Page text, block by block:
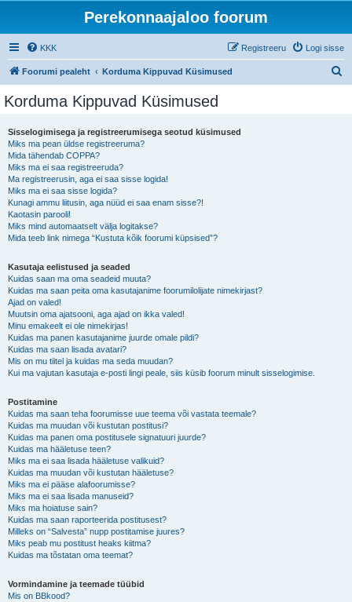
Perekonnaajaloo foorum
KKK Logi sisse
Registreeru
Foorumi pealeht Korduma Kippuvad Küsimused
Korduma Kippuvad Küsimused
Sisselogimisega ja registreerumisega seotud küsimused
Miks ma pean üldse registreeruma?
Mida tähendab COPPA?
Miks ma ei saa registreeruda?
Ma registreerusin, aga ei saa sisse logida!
Miks ma ei saa sisse logida?
Kunagi ammu liitusin, aga nüüd ei saa enam sisse?!
Kaotasin parooli!
Miks mind automaatselt välja logitakse?
Mida teeb link nimega “Kustuta kõik foorumi küpsised”?
Kasutaja eelistused ja seaded
Kuidas saan ma oma seadeid muuta?
Kuidas ma saan peita oma kasutajanime foorumilolijate nimekirjast?
Ajad on valed!
Muutsin oma ajatsooni, aga ajad on ikka valed!
Minu emakeelt ei ole nimekirjas!
Kuidas ma panen kasutajanime juurde omale pildi?
Kuidas ma saan lisada avatari?
Mis on mu tiitel ja kuidas ma seda muudan?
Kui ma vajutan kasutaja e-posti lingi peale, siis küsib foorum minult sisselogimise.
Postitamine
Kuidas ma saan teha foorumisse uue teema või vastata teemale?
Kuidas ma muudan või kustutan postitusi?
Kuidas ma panen oma postitusele signatuuri juurde?
Kuidas ma hääletuse teen?
Miks ma ei saa lisada hääletuse valikuid?
Kuidas ma muudan või kustutan hääletuse?
Miks ma ei pääse alafoorumisse?
Miks ma ei saa lisada manuseid?
Miks ma hoiatuse sain?
Kuidas ma saan raporteerida postitusest?
Milleks on “Salvesta” nupp postitamise juures?
Miks peab mu postitust heaks kiitma?
Kuidas ma tõstatan oma teemat?
Vormindamine ja teemade tüübid
Mis on BBkood?